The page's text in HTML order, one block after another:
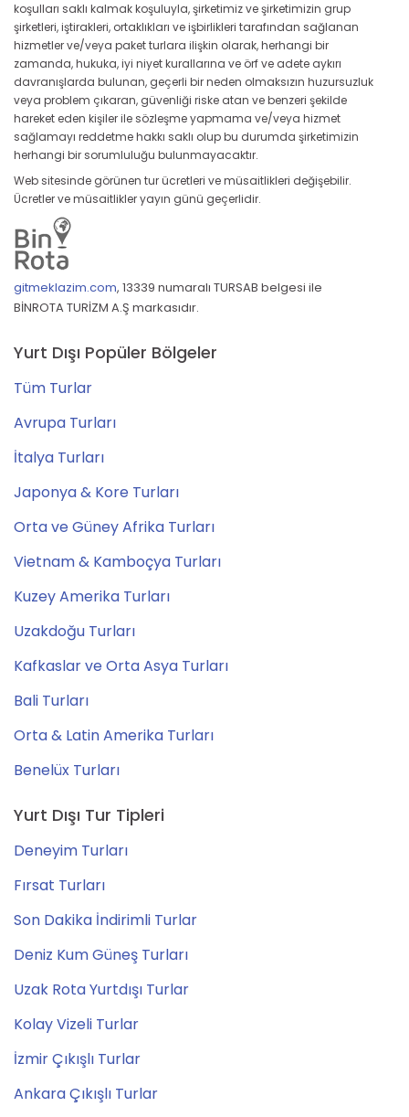
koşulları saklı kalmak koşuluyla, şirketimiz ve şirketimizin grup
şirketleri, iştirakleri, ortaklıkları ve işbirlikleri tarafından sağlanan
hizmetler ve/veya paket turlara ilişkin olarak, herhangi bir
zamanda, hukuka, iyi niyet kurallarına ve örf ve adete aykırı
davranışlarda bulunan, geçerli bir neden olmaksızın huzursuzluk
veya problem çıkaran, güvenliği riske atan ve benzeri şekilde
hareket eden kişiler ile sözleşme yapmama ve/veya hizmet
sağlamayı reddetme hakkı saklı olup bu durumda şirketimizin
herhangi bir sorumluluğu bulunmayacaktır.
Web sitesinde görünen tur ücretleri ve müsaitlikleri değişebilir.
Ücretler ve müsaitlikler yayın günü geçerlidir.
gitmeklazim.com, 13339 numaralı TURSAB belgesi ile
BİNROTA TURİZM A.Ş markasıdır.
Yurt Dışı Popüler Bölgeler
Tüm Turlar
Avrupa Turları
İtalya Turları
Japonya & Kore Turları
Orta ve Güney Afrika Turları
Vietnam & Kamboçya Turları
Kuzey Amerika Turları
Uzakdoğu Turları
Kafkaslar ve Orta Asya Turları
Bali Turları
Orta & Latin Amerika Turları
Benelüx Turları
Yurt Dışı Tur Tipleri
Deneyim Turları
Fırsat Turları
Son Dakika İndirimli Turlar
Deniz Kum Güneş Turları
Uzak Rota Yurtdışı Turlar
Kolay Vizeli Turlar
İzmir Çıkışlı Turlar
Ankara Çıkışlı Turlar